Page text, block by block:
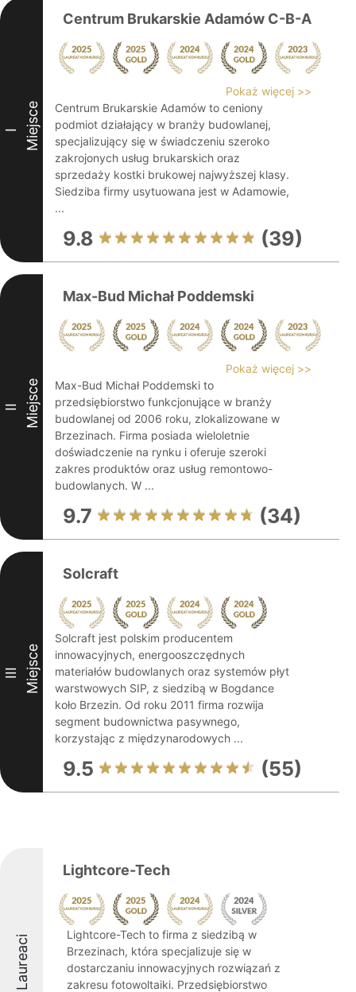
I Miejsce
Centrum Brukarskie Adamów C-B-A
Pokaż więcej >>
Centrum Brukarskie Adamów to ceniony
podmiot działający w branży budowlanej,
specjalizujący się w świadczeniu szeroko
zakrojonych usług brukarskich oraz
sprzedaży kostki brukowej najwyższej klasy.
Siedziba firmy usytuowana jest w Adamowie,
...
9.8 (39)
II Miejsce
Max-Bud Michał Poddemski
Pokaż więcej >>
Max-Bud Michał Poddemski to
przedsiębiorstwo funkcjonujące w branży
budowlanej od 2006 roku, zlokalizowane w
Brzezinach. Firma posiada wieloletnie
doświadczenie na rynku i oferuje szeroki
zakres produktów oraz usług remontowo-
budowlanych. W ...
9.7 (34)
III Miejsce
Solcraft
Solcraft jest polskim producentem
innowacyjnych, energooszczędnych
materiałów budowlanych oraz systemów płyt
warstwowych SIP, z siedzibą w Bogdance
koło Brzezin. Od roku 2011 firma rozwija
segment budownictwa pasywnego,
korzystając z międzynarodowych ...
9.5 (55)
Laureaci
Lightcore-Tech
Lightcore-Tech to firma z siedzibą w
Brzezinach, która specjalizuje się w
dostarczaniu innowacyjnych rozwiązań z
zakresu fotowoltaiki. Przedsiębiorstwo